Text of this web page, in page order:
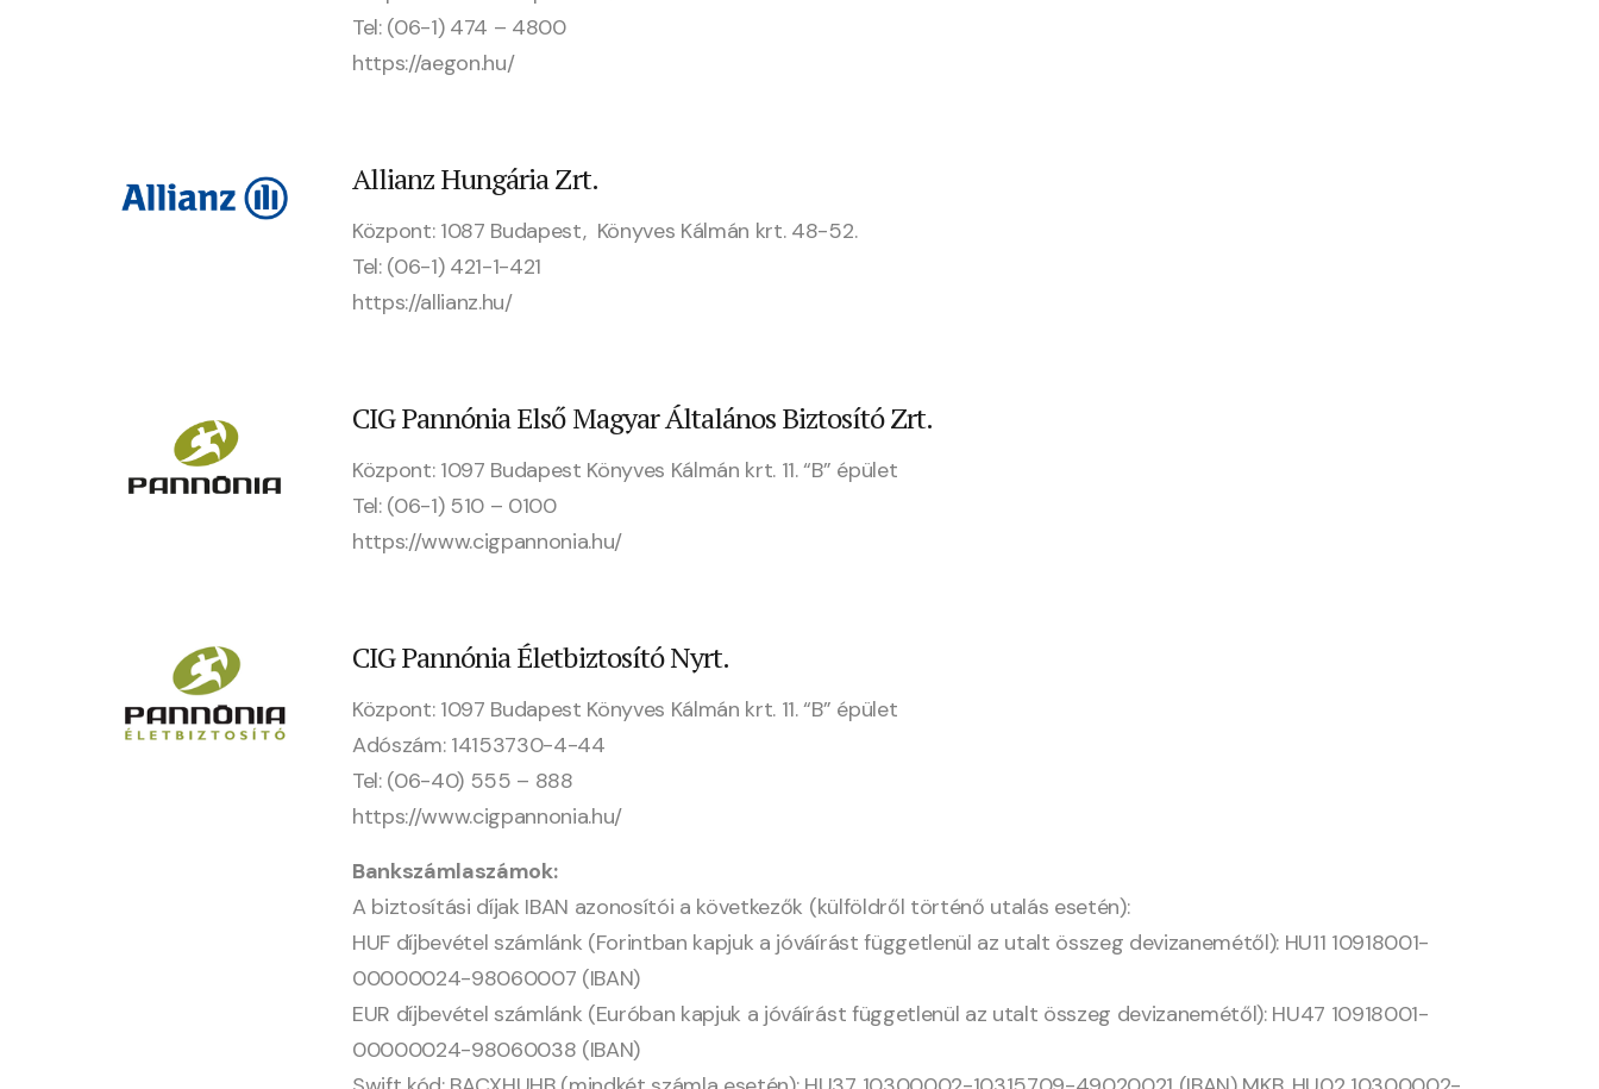
Tel: (06-1) 474 – 4800
https://aegon.hu/
Allianz Hungária Zrt.
Központ: 1087 Budapest, Könyves Kálmán krt. 48-52.
Tel: (06-1) 421-1-421
https://allianz.hu/
CIG Pannónia Első Magyar Általános Biztosító Zrt.
Központ: 1097 Budapest Könyves Kálmán krt. 11. “B” épület
Tel: (06-1) 510 – 0100
https://www.cigpannonia.hu/
CIG Pannónia Életbiztosító Nyrt.
Központ: 1097 Budapest Könyves Kálmán krt. 11. “B” épület
Adószám: 14153730-4-44
Tel: (06-40) 555 – 888
https://www.cigpannonia.hu/
Bankszámlaszámok:
A biztosítási díjak IBAN azonosítói a következők (külföldről történő utalás esetén):
HUF díjbevétel számlánk (Forintban kapjuk a jóváírást függetlenül az utalt összeg devizanemétől): HU11 10918001-
00000024-98060007 (IBAN)
EUR díjbevétel számlánk (Euróban kapjuk a jóváírást függetlenül az utalt összeg devizanemétől): HU47 10918001-
00000024-98060038 (IBAN)